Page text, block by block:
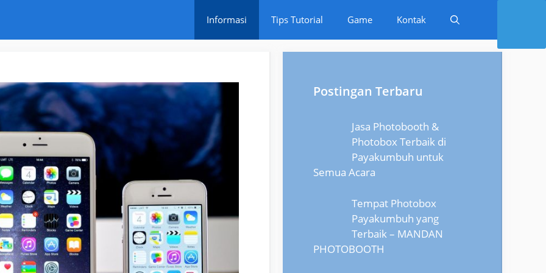
Informasi Tips Tutorial Game Kontak
Postingan Terbaru
Jasa Photobooth &
Photobox Terbaik di
Payakumbuh untuk
Semua Acara
Tempat Photobox
Payakumbuh yang
Terbaik – MANDAN
PHOTOBOOTH